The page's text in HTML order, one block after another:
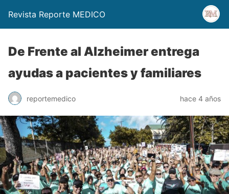
Revista Reporte MEDICO
De Frente al Alzheimer entrega
ayudas a pacientes y familiares
reportemedico hace 4 años